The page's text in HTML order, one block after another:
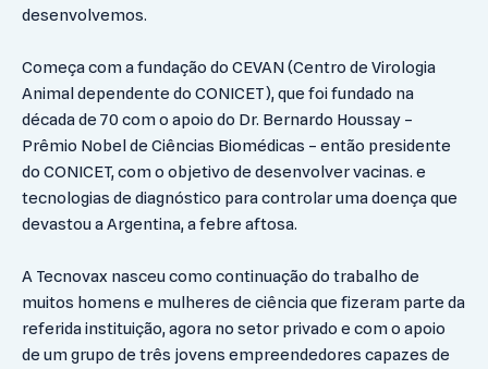
desenvolvemos.
Começa com a fundação do CEVAN (Centro de Virologia
Animal dependente do CONICET), que foi fundado na
década de 70 com o apoio do Dr. Bernardo Houssay –
Prêmio Nobel de Ciências Biomédicas – então presidente
do CONICET, com o objetivo de desenvolver vacinas. e
tecnologias de diagnóstico para controlar uma doença que
devastou a Argentina, a febre aftosa.
A Tecnovax nasceu como continuação do trabalho de
muitos homens e mulheres de ciência que fizeram parte da
referida instituição, agora no setor privado e com o apoio
de um grupo de três jovens empreendedores capazes de